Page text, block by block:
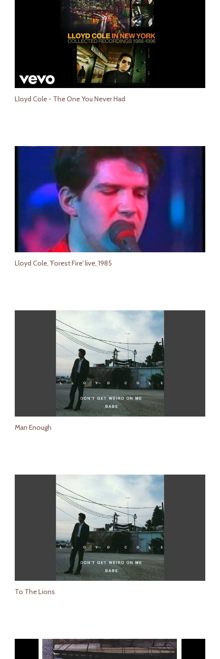
Lloyd Cole - The One You Never Had
Lloyd Cole, 'Forest Fire' live, 1985
Man Enough
To The Lions